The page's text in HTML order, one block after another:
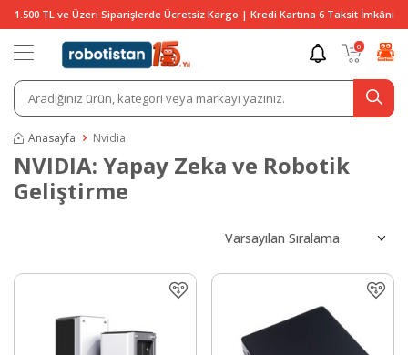
1.500 TL ve Üzeri Siparişlerde Ücretsiz Kargo | Kredi Kartına 6 Taksit İmkânı
0
Anasayfa Nvidia
NVIDIA: Yapay Zeka ve Robotik
Geliştirme